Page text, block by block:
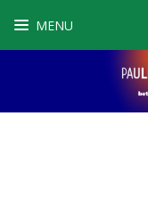
MENU